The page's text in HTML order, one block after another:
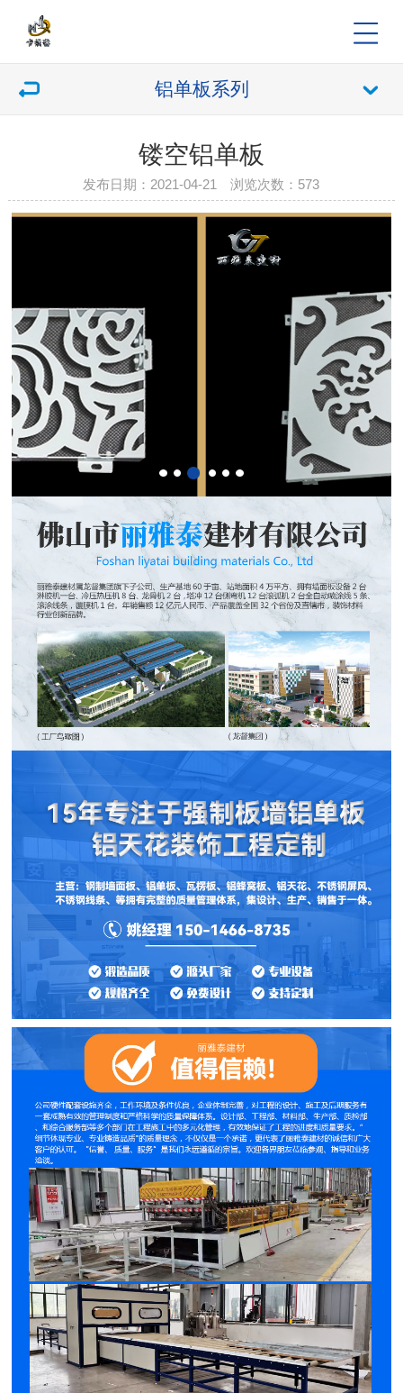
铝单板系列
镂空铝单板
发布日期：2021-04-21 浏览次数： 573